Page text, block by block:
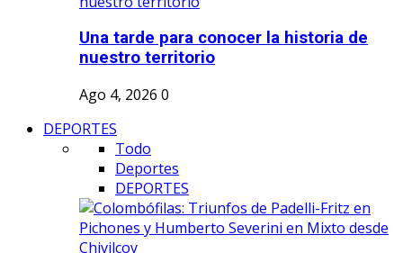
Una tarde para conocer la historia de
nuestro territorio
Ago 4, 2026 0
DEPORTES
Todo
Deportes
DEPORTES